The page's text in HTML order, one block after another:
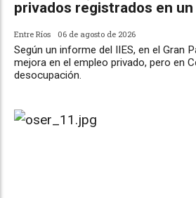
privados registrados en un
Entre Ríos 06 de agosto de 2026
Según un informe del IIES, en el Gran
mejora en el empleo privado, pero en
desocupación.